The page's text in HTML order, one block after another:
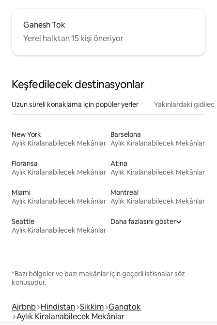
Ganesh Tok
Yerel halktan 15 kişi öneriyor
Keşfedilecek destinasyonlar
Uzun süreli konaklama için popüler yerler Yakınlardaki
New York
Aylık Kiralanabilecek Mekânlar
Barselona
Aylık Kiralanabilecek Mekânlar
Floransa
Aylık Kiralanabilecek Mekânlar
Atina
Aylık Kiralanabilecek Mekânlar
Miami
Aylık Kiralanabilecek Mekânlar
Montreal
Aylık Kiralanabilecek Mekânlar
Seattle
Aylık Kiralanabilecek Mekânlar
Daha fazlasını göster
*Bazı bölgeler ve bazı mekânlar için geçerli istisnalar söz
konusudur.
Airbnb Hindistan Sikkim Gangtok
Aylık Kiralanabilecek Mekânlar